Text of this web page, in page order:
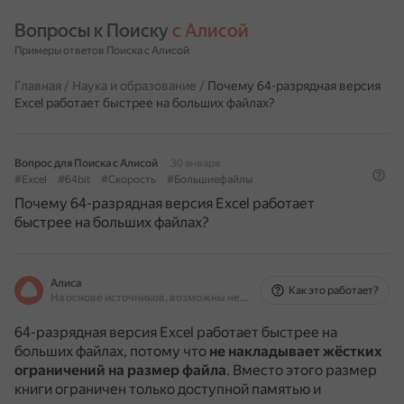
Вопросы к Поиску с Алисой
Примеры ответов Поиска с Алисой
Главная / Наука и образование / Почему 64-разрядная версия
Excel работает быстрее на больших файлах?
Вопрос для Поиска с Алисой
30 января
#Excel
#64bit #Скорость #Большиефайлы
Почему 64-разрядная версия Excel работает
быстрее на больших файлах?
Алиса
На основе источников, возможны неточности
Как это работает?
64-разрядная версия Excel работает быстрее на
больших файлах, потому что не накладывает жёстких
ограничений на размер файла. Вместо этого размер
книги ограничен только доступной памятью и